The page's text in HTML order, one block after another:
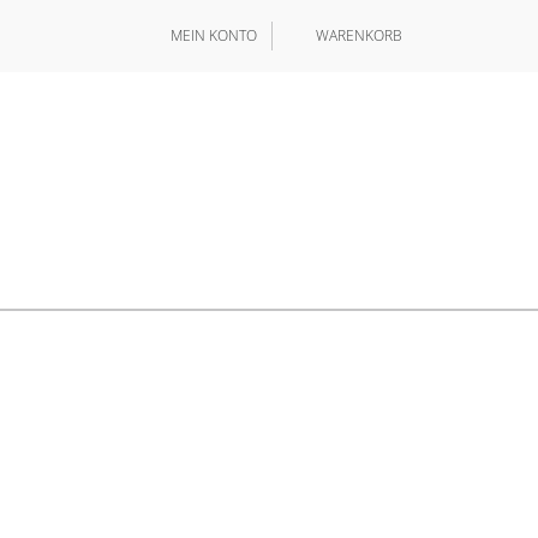
MEIN KONTO WARENKORB